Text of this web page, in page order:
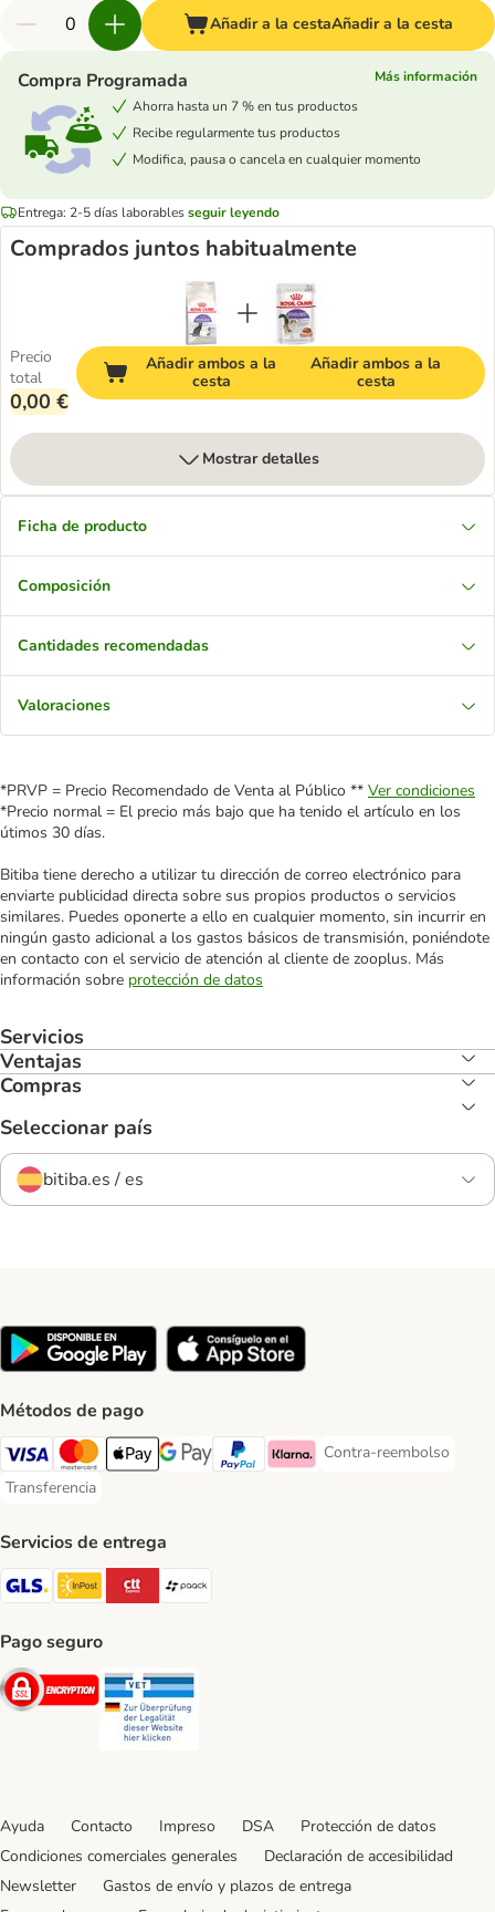
Añadir a la cestaAñadir a la cesta
Compra Programada
Más información
Ahorra hasta un 7 % en tus productos
Recibe regularmente tus productos
Modifica, pausa o cancela en cualquier momento
Entrega: 2-5 días laborablesseguir leyendo
Comprados juntos habitualmente
Precio
total
0,00 €
Añadir ambos a la
cesta
Añadir ambos a la
cesta
Mostrar detalles
Ficha de producto
Composición
Cantidades recomendadas
Valoraciones
*PRVP = Precio Recomendado de Venta al Público ** Ver condiciones
*Precio normal = El precio más bajo que ha tenido el artículo en los
útimos 30 días.
Bitiba tiene derecho a utilizar tu dirección de correo electrónico para
enviarte publicidad directa sobre sus propios productos o servicios
similares. Puedes oponerte a ello en cualquier momento, sin incurrir en
ningún gasto adicional a los gastos básicos de transmisión, poniéndote
en contacto con el servicio de atención al cliente de zooplus. Más
información sobre protección de datos
Servicios
Ventajas
Compras
Seleccionar país
bitiba.es / es
Métodos de pago
Visa Payment Method
Mastercard Payment Method
Apple Pay Payment Method
Google Pay Payment Method
PayPal Payment Method
Klarna Payment Method
Contra-reembolso
Contra-reembolso
Transferencia
Transferencia Payment Method
Servicios de entrega
GLS Shipping Method
InPost Shipping Method
CTTExpress Shipping Method
paack Shipping Method
Pago seguro
Security
Ayuda Contacto Impreso DSA
Protección de datos
Condiciones comerciales generales
Declaración de accesibilidad
Newsletter
Gastos de envío y plazos de entrega